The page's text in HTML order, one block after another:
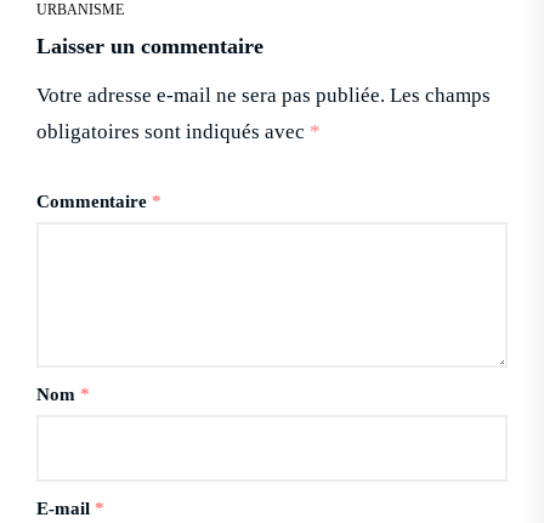
URBANISME
Laisser un commentaire
Votre adresse e-mail ne sera pas publiée. Les champs
obligatoires sont indiqués avec *
Commentaire *
Nom *
E-mail *